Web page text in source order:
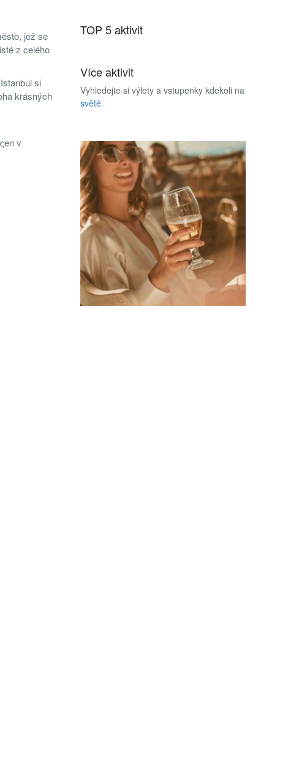
jež se
z celého
si
krásných
v
TOP 5 aktivit
Více aktivit
Vyhledejte si výlety a vstupenky kdekoli na
světě.